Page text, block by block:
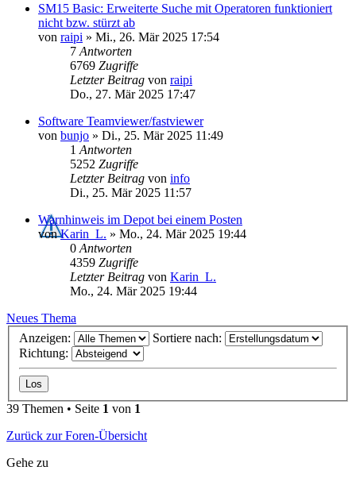
SM15 Basic: Erweiterte Suche mit Operatoren funktioniert
nicht bzw. stürzt ab
von raipi » Mi., 26. Mär 2025 17:54
7 Antworten
6769 Zugriffe
Letzter Beitrag von raipi
Do., 27. Mär 2025 17:47
Software Teamviewer/fastviewer
von bunjo » Di., 25. Mär 2025 11:49
1 Antworten
5252 Zugriffe
Letzter Beitrag von info
Di., 25. Mär 2025 11:57
Warnhinweis im Depot bei einem Posten
vonKarin_L. » Mo., 24. Mär 2025 19:44
0 Antworten
4359 Zugriffe
Letzter Beitrag von Karin_L.
Mo., 24. Mär 2025 19:44
Neues Thema
Anzeigen:
Sortiere nach:
Richtung:
39 Themen • Seite 1 von 1
Zurück zur Foren-Übersicht
Gehe zu